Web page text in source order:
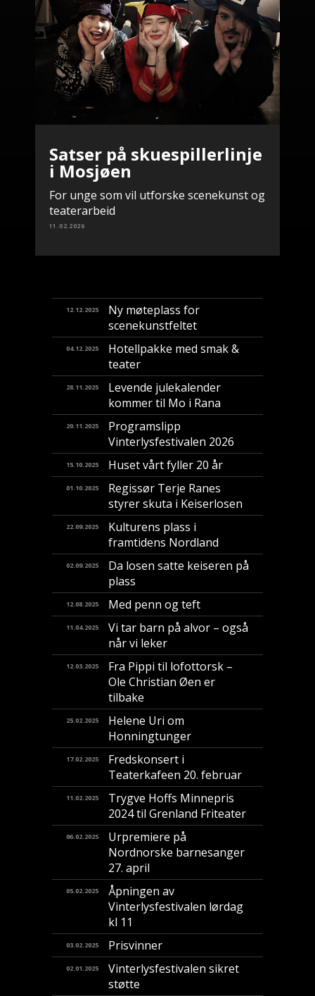
Satser på skuespillerlinje
i Mosjøen
For unge som vil utforske scenekunst og
teaterarbeid
11.02.2026
12.12.2025
Ny møteplass for
scenekunstfeltet
04.12.2025
Hotellpakke med smak &
teater
28.11.2025
Levende julekalender
kommer til Mo i Rana
20.11.2025
Programslipp
Vinterlysfestivalen 2026
15.10.2025 Huset vårt fyller 20 år
01.10.2025
Regissør Terje Ranes
styrer skuta i Keiserlosen
22.09.2025
Kulturens plass i
framtidens Nordland
02.09.2025
Da losen satte keiseren på
plass
12.08.2025 Med penn og teft
11.04.2025
Vi tar barn på alvor – også
når vi leker
12.03.2025
Fra Pippi til lofottorsk –
Ole Christian Øen er
tilbake
25.02.2025
Helene Uri om
Honningtunger
17.02.2025
Fredskonsert i
Teaterkafeen 20. februar
11.02.2025
Trygve Hoffs Minnepris
2024 til Grenland Friteater
06.02.2025
Urpremiere på
Nordnorske barnesanger
27. april
05.02.2025
Åpningen av
Vinterlysfestivalen lørdag
kl 11
03.02.2025 Prisvinner
02.01.2025
Vinterlysfestivalen sikret
støtte